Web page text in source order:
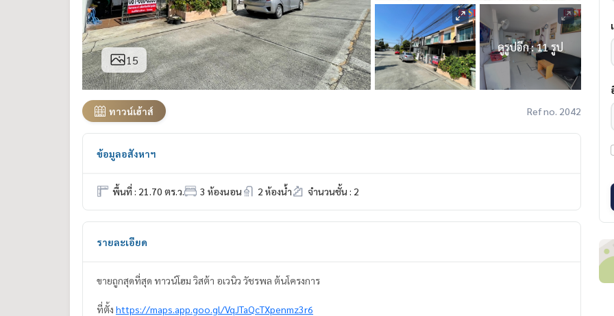
15
ดูรูปอีก : 11 รูป
ทาวน์เฮ้าส์ Ref no. 2042
ข้อมูลอสังหาฯ
พื้นที่ : 21.70 ตร.ว. 3 ห้องนอน 2 ห้องน้ำ จำนวนชั้น : 2
รายละเอียด
ขายถูกสุดที่สุด ทาวน์โฮม วิสต้า อเวนิว วัชรพล ต้นโครงการ
ที่ตั้ง https://maps.app.goo.gl/VqJTaQcTXpenmz3r6